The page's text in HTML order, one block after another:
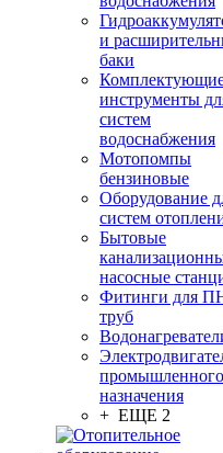
и
баки
инструменты
систем
водоснабжения
Мотопомпы
бензиновые
Оборудование
систем
Бытовые
насосные
Фитинги для
труб
промышленного
назначения
+ ЕЩЕ 2